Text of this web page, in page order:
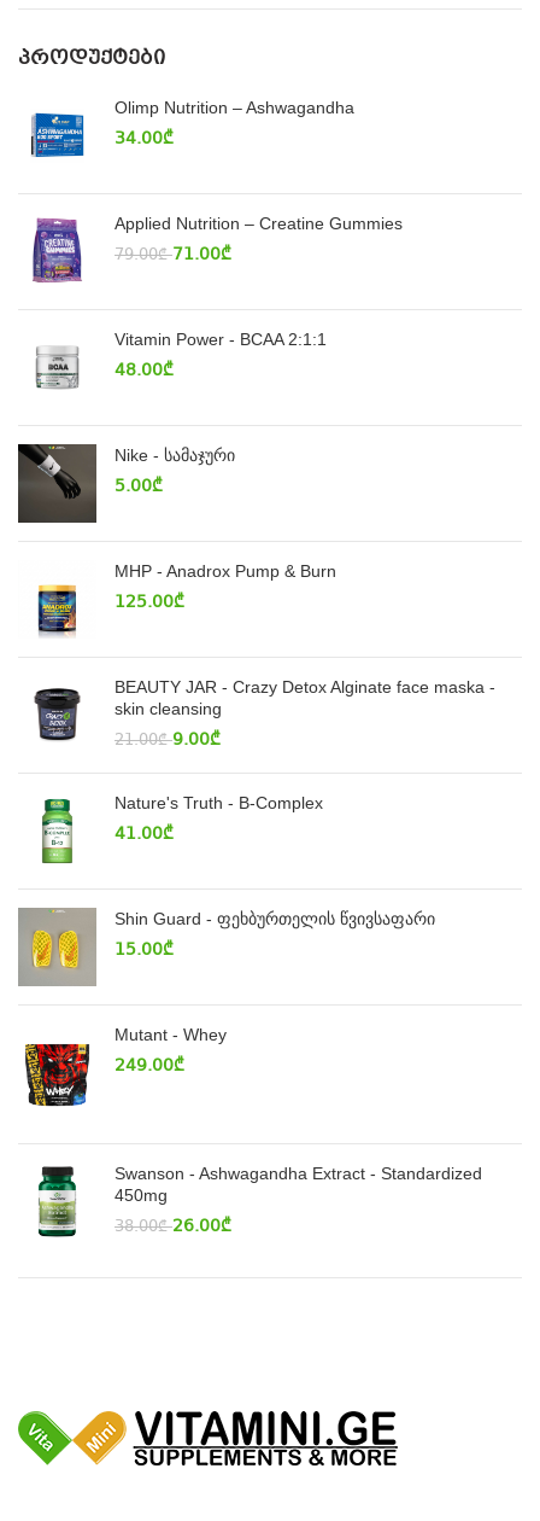
ᲞᲠᲝᲓᲣᲥᲢᲔᲑᲘ
Olimp Nutrition – Ashwagandha
34.00₾
Applied Nutrition – Creatine Gummies
79.00₾ 71.00₾
Vitamin Power - BCAA 2:1:1
48.00₾
Nike - სამაჯური
5.00₾
MHP - Anadrox Pump & Burn
125.00₾
BEAUTY JAR - Crazy Detox Alginate face maska -
skin cleansing
21.00₾ 9.00₾
Nature's Truth - B-Complex
41.00₾
Shin Guard - ფეხბურთელის წვივსაფარი
15.00₾
Mutant - Whey
249.00₾
Swanson - Ashwagandha Extract - Standardized
450mg
38.00₾ 26.00₾